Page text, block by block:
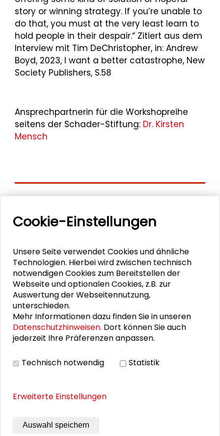
story or winning strategy. If you’re unable to
do that, you must at the very least learn to
hold people in their despair.“ Zitiert aus dem
Interview mit Tim DeChristopher, in: Andrew
Boyd, 2023, I want a better catastrophe, New
Society Publishers, S.58
Ansprechpartnerin für die Workshopreihe
seitens der Schader-Stiftung: Dr. Kirsten
Mensch
Veranstaltungen
11. Internationale Waldkunstkonferenz
"Demokratischer Wald"
Schlüsseltexte für die Wirtschaft von morgen
Zusammen mehr erreichen – Zukunftsbündnis im
Dialog
Schader-Festival 2026
25. Runder Tisch Wissenschaftsstadt Darmstadt
Flyer Kollapsologie Workshop 3
Cookie-Einstellungen
Unsere Seite verwendet Cookies und ähnliche
Technologien. Hierbei wird zwischen technisch
notwendigen Cookies zum Bereitstellen der
Webseite und optionalen Cookies, z.B. zur
Auswertung der Webseitennutzung,
unterschieden.
Mehr Informationen dazu finden Sie in unseren
Datenschutzhinweisen. Dort können Sie auch
jederzeit Ihre Präferenzen anpassen.
Technisch notwendig Statistik
Erweiterte Einstellungen
Auswahl speichern